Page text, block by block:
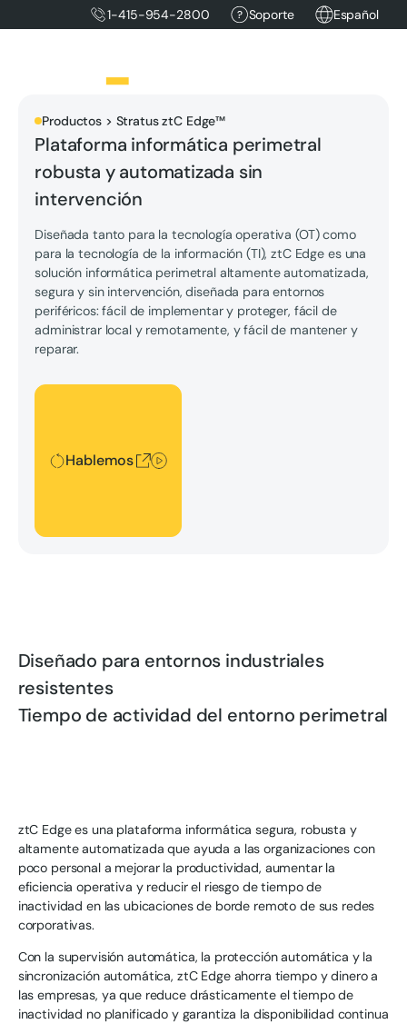
1-415-954-2800 Soporte Español
Productos > Stratus ztC Edge™
Plataforma informática perimetral
robusta y automatizada sin
intervención
Diseñada tanto para la tecnología operativa (OT) como
para la tecnología de la información (TI), ztC Edge es una
solución informática perimetral altamente automatizada,
segura y sin intervención, diseñada para entornos
periféricos: fácil de implementar y proteger, fácil de
administrar local y remotamente, y fácil de mantener y
reparar.
Hablemos
Hablemos
Diseñado para entornos industriales
resistentes
Tiempo de actividad del entorno perimetral
ztC Edge es una plataforma informática segura, robusta y
altamente automatizada que ayuda a las organizaciones con
poco personal a mejorar la productividad, aumentar la
eficiencia operativa y reducir el riesgo de tiempo de
inactividad en las ubicaciones de borde remoto de sus redes
corporativas.
Con la supervisión automática, la protección automática y la
sincronización automática, ztC Edge ahorra tiempo y dinero a
las empresas, ya que reduce drásticamente el tiempo de
inactividad no planificado y garantiza la disponibilidad continua